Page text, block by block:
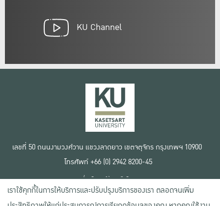
KU Channel
เลขที่ 50 ถนนงามวงศ์วาน แขวงลาดยาว เขตจตุจักร กรุงเทพฯ 10900
โทรศัพท์ +66 (0) 2942 8200-45
เงื่อนไขการใช้งานเว็บไซต์
ข้อตกลงด้านสิทธิ์ใช้งาน
นโยบายความเป็นส่วนตัว
เราใช้คุกกี้ในการให้บริการและปรับปรุงบริการของเรา ตลอดจนเพิ่ม